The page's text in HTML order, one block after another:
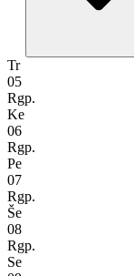
Tr
05
Rgp.
Ke
06
Rgp.
Pe
07
Rgp.
Še
08
Rgp.
Se